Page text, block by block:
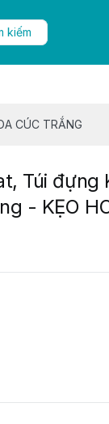
kiếm
CÚC TRẮNG
Túi đựng
- KẸO